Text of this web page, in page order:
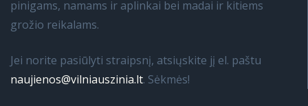
pinigams, namams ir aplinkai bei madai ir kitiems
grožio reikalams.
Jei norite pasiūlyti straipsnį, atsiųskite jį el. paštu
naujienos@vilniauszinia.lt. Sėkmės!